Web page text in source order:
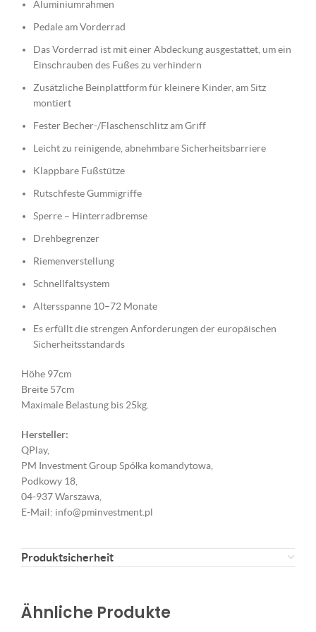
Aluminiumrahmen
Pedale am Vorderrad
Das Vorderrad ist mit einer Abdeckung ausgestattet, um ein
Einschrauben des Fußes zu verhindern
Zusätzliche Beinplattform für kleinere Kinder, am Sitz
montiert
Fester Becher-/Flaschenschlitz am Griff
Leicht zu reinigende, abnehmbare Sicherheitsbarriere
Klappbare Fußstütze
Rutschfeste Gummigriffe
Sperre – Hinterradbremse
Drehbegrenzer
Riemenverstellung
Schnellfaltsystem
Altersspanne 10–72 Monate
Es erfüllt die strengen Anforderungen der europäischen
Sicherheitsstandards
Höhe 97cm
Breite 57cm
Maximale Belastung bis 25kg.
Hersteller:
QPlay,
PM Investment Group Spółka komandytowa,
Podkowy 18,
04-937 Warszawa,
E-Mail: info@pminvestment.pl
Produktsicherheit
Ähnliche Produkte